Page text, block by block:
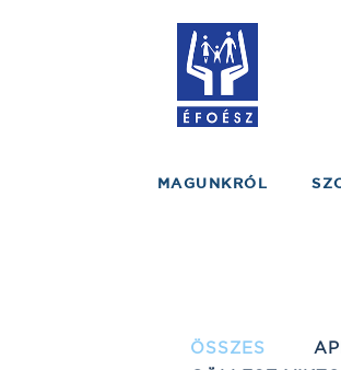
MAGUNKRÓL
ÖSSZES